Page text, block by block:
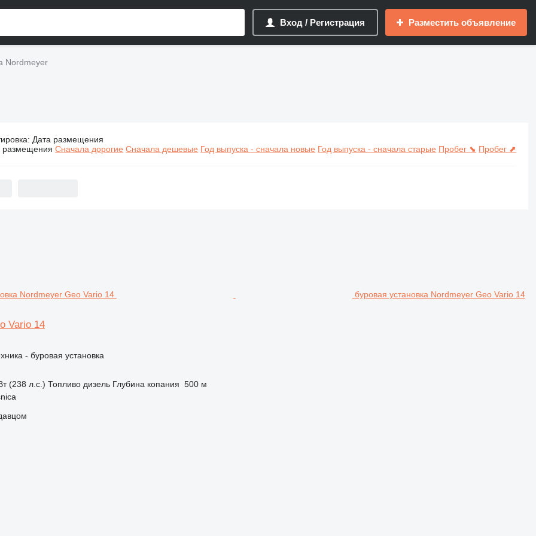
Вход / Регистрация Разместить объявление
Nordmeyer
Строительная техника Nordmeyer
: Дата размещения
размещения Сначала дорогие Сначала дешевые Год выпуска - сначала новые Год выпуска - сначала старые Пробег ⬊ Пробег ⬈
буровая установка Nordmeyer Geo Vario 14
Vario 14
- буровая установка
(238 л.с.) Топливо дизель Глубина копания 500 м